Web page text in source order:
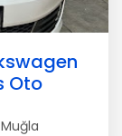
Oto